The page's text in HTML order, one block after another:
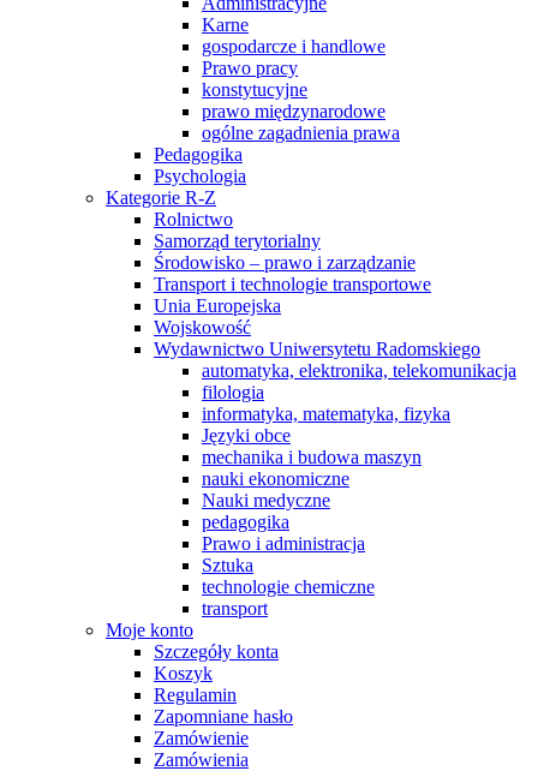
Karne
gospodarcze i handlowe
Prawo pracy
konstytucyjne
prawo międzynarodowe
ogólne zagadnienia prawa
Pedagogika
Psychologia
Kategorie R-Z
Rolnictwo
Samorząd terytorialny
Środowisko – prawo i zarządzanie
Transport i technologie transportowe
Unia Europejska
Wojskowość
Wydawnictwo Uniwersytetu Radomskiego
automatyka, elektronika, telekomunikacja
filologia
informatyka, matematyka, fizyka
Języki obce
mechanika i budowa maszyn
nauki ekonomiczne
Nauki medyczne
pedagogika
Prawo i administracja
Sztuka
technologie chemiczne
transport
Moje konto
Szczegóły konta
Koszyk
Regulamin
Zapomniane hasło
Zamówienie
Zamówienia